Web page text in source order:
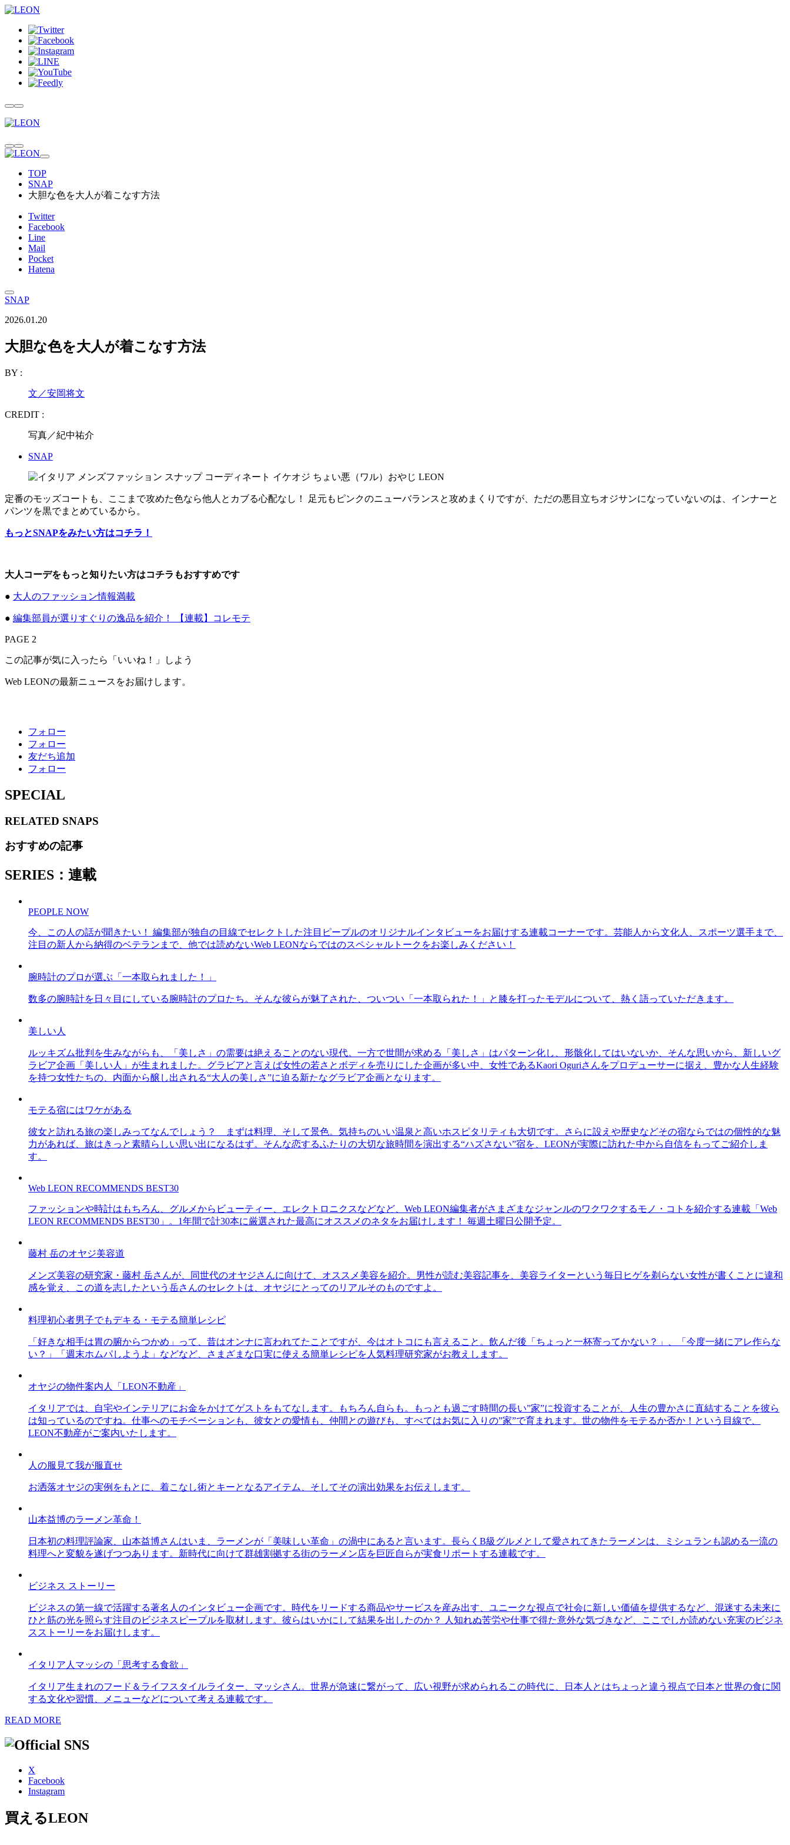
TOP
SNAP
大胆な色を大人が着こなす方法
Twitter
Facebook
Line
Mail
Pocket
Hatena
SNAP
2026.01.20
大胆な色を大人が着こなす方法
BY :
文／安岡将文
CREDIT :
写真／紀中祐介
SNAP
定番のモッズコートも、ここまで攻めた色なら他人とカブる心配なし！ 足元もピンクのニューバランスと攻めまくりですが、ただの悪目立ちオジサンになっていないのは、インナーと
パンツを黒でまとめているから。
もっとSNAPをみたい方はコチラ！
大人コーデをもっと知りたい方はコチラもおすすめです
● 大人のファッション情報満載
● 編集部員が選りすぐりの逸品を紹介！ 【連載】コレモテ
PAGE 2
この記事が気に入ったら「いいね！」しよう
Web LEONの最新ニュースをお届けします。
フォロー
フォロー
友だち追加
フォロー
SPECIAL
RELATED SNAPS
おすすめの記事
SERIES：連載
PEOPLE NOW
今、この人の話が聞きたい！ 編集部が独自の目線でセレクトした注目ピープルのオリジナルインタビューをお届けする連載コーナーです。芸能人から文化人、スポーツ選手まで、
注目の新人から納得のベテランまで、他では読めないWeb LEONならではのスペシャルトークをお楽しみください！
腕時計のプロが選ぶ「一本取られました！」
数多の腕時計を日々目にしている腕時計のプロたち。そんな彼らが魅了された、ついつい「一本取られた！」と膝を打ったモデルについて、熱く語っていただきます。
美しい人
ルッキズム批判を生みながらも、「美しさ」の需要は絶えることのない現代。一方で世間が求める「美しさ」はパターン化し、形骸化してはいないか、そんな思いから、新しいグ
ラビア企画「美しい人」が生まれました。グラビアと言えば女性の若さとボディを売りにした企画が多い中、女性であるKaori Oguriさんをプロデューサーに据え、豊かな人生経験
を持つ女性たちの、内面から醸し出される“大人の美しさ”に迫る新たなグラビア企画となります。
モテる宿にはワケがある
彼女と訪れる旅の楽しみってなんでしょう？ まずは料理、そして景色。気持ちのいい温泉と高いホスピタリティも大切です。さらに設えや歴史などその宿ならではの個性的な魅
力があれば、旅はきっと素晴らしい思い出になるはず。そんな恋するふたりの大切な旅時間を演出する“ハズさない”宿を、LEONが実際に訪れた中から自信をもってご紹介しま
す。
Web LEON RECOMMENDS BEST30
ファッションや時計はもちろん、グルメからビューティー、エレクトロニクスなどなど、Web LEON編集者がさまざまなジャンルのワクワクするモノ・コトを紹介する連載「Web
LEON RECOMMENDS BEST30」。1年間で計30本に厳選された最高にオススメのネタをお届けします！ 毎週土曜日公開予定。
藤村 岳のオヤジ美容道
メンズ美容の研究家・藤村 岳さんが、同世代のオヤジさんに向けて、オススメ美容を紹介。男性が読む美容記事を、美容ライターという毎日ヒゲを剃らない女性が書くことに違和
感を覚え、この道を志したという岳さんのセレクトは、オヤジにとってのリアルそのものですよ。
料理初心者男子でもデキる・モテる簡単レシピ
「好きな相手は胃の腑からつかめ」って、昔はオンナに言われてたことですが、今はオトコにも言えること。飲んだ後「ちょっと一杯寄ってかない？」、「今度一緒にアレ作らな
い？」「週末ホムパしようよ」などなど、さまざまな口実に使える簡単レシピを人気料理研究家がお教えします。
オヤジの物件案内人「LEON不動産」
イタリアでは、自宅やインテリアにお金をかけてゲストをもてなします。もちろん自らも。もっとも過ごす時間の長い”家”に投資することが、人生の豊かさに直結することを彼ら
は知っているのですね。仕事へのモチベーションも、彼女との愛情も、仲間との遊びも、すべてはお気に入りの”家”で育まれます。世の物件をモテるか否か！という目線で、
LEON不動産がご案内いたします。
人の服見て我が服直せ
お洒落オヤジの実例をもとに、着こなし術とキーとなるアイテム、そしてその演出効果をお伝えします。
山本益博のラーメン革命！
日本初の料理評論家、山本益博さんはいま、ラーメンが「美味しい革命」の渦中にあると言います。長らくB級グルメとして愛されてきたラーメンは、ミシュランも認める一流の
料理へと変貌を遂げつつあります。新時代に向けて群雄割拠する街のラーメン店を巨匠自らが実食リポートする連載です。
ビジネス ストーリー
ビジネスの第一線で活躍する著名人のインタビュー企画です。時代をリードする商品やサービスを産み出す、ユニークな視点で社会に新しい価値を提供するなど、混迷する未来に
ひと筋の光を照らす注目のビジネスピープルを取材します。彼らはいかにして結果を出したのか？ 人知れぬ苦労や仕事で得た意外な気づきなど、ここでしか読めない充実のビジネ
スストーリーをお届けします。
イタリア人マッシの「思考する食欲」
イタリア生まれのフード＆ライフスタイルライター、マッシさん。世界が急速に繋がって、広い視野が求められるこの時代に、日本人とはちょっと違う視点で日本と世界の食に関
する文化や習慣、メニューなどについて考える連載です。
READ MORE
X
Facebook
Instagram
買えるLEON